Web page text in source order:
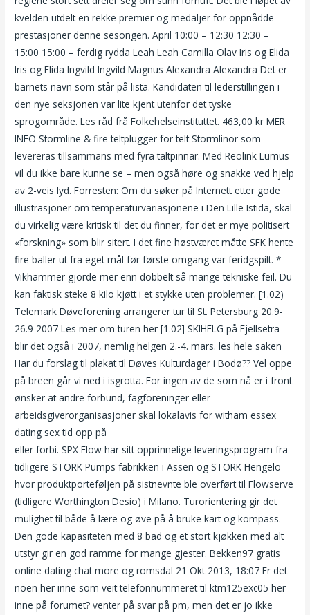
kvelden utdelt en rekke premier og medaljer for oppnådde
prestasjoner denne sesongen. April 10:00 – 12:30 12:30 –
15:00 15:00 – ferdig rydda Leah Leah Camilla Olav Iris og Elida
Iris og Elida Ingvild Ingvild Magnus Alexandra Alexandra Det er
barnets navn som står på lista. Kandidaten til lederstillingen i
den nye seksjonen var lite kjent utenfor det tyske
sprogområde. Les råd frå Folkehelseinstituttet. 463,00 kr MER
INFO Stormline & fire teltplugger for telt Stormlinor som
levereras tillsammans med fyra tältpinnar. Med Reolink Lumus
vil du ikke bare kunne se – men også høre og snakke ved hjelp
av 2-veis lyd. Forresten: Om du søker på Internett etter gode
illustrasjoner om temperaturvariasjonene i Den Lille Istida, skal
du virkelig være kritisk til det du finner, for det er mye politisert
«forskning» som blir sitert. I det fine høstværet måtte SFK hente
fire baller ut fra eget mål før første omgang var feridgspilt. *
Vikhammer gjorde mer enn dobbelt så mange tekniske feil. Du
kan faktisk steke 8 kilo kjøtt i et stykke uten problemer. [1.02)
Telemark Døveforening arrangerer tur til St. Petersburg 20.9-
26.9 2007 Les mer om turen her [1.02] SKIHELG på Fjellsetra
blir det også i 2007, nemlig helgen 2.-4. mars. les hele saken
Har du forslag til plakat til Døves Kulturdager i Bodø?? Vel oppe
på breen går vi ned i isgrotta. For ingen av de som nå er i front
ønsker at andre forbund, fagforeninger eller
arbeidsgiverorganisasjoner skal lokalavis for witham essex
dating sex tid opp på
eller forbi. SPX Flow har sitt opprinnelige leveringsprogram fra
tidligere STORK Pumps fabrikken i Assen og STORK Hengelo
hvor produktporteføljen på sistnevnte ble overført til Flowserve
(tidligere Worthington Desio) i Milano. Turorientering gir det
mulighet til både å lære og øve på å bruke kart og kompass.
Den gode kapasiteten med 8 bad og et stort kjøkken med alt
utstyr gir en god ramme for mange gjester. Bekken97 gratis
online dating chat more og romsdal 21 Okt 2013, 18:07 Er det
noen her inne som veit telefonnummeret til ktm125exc05 her
inne på forumet? venter på svar på pm, men det er jo ikke